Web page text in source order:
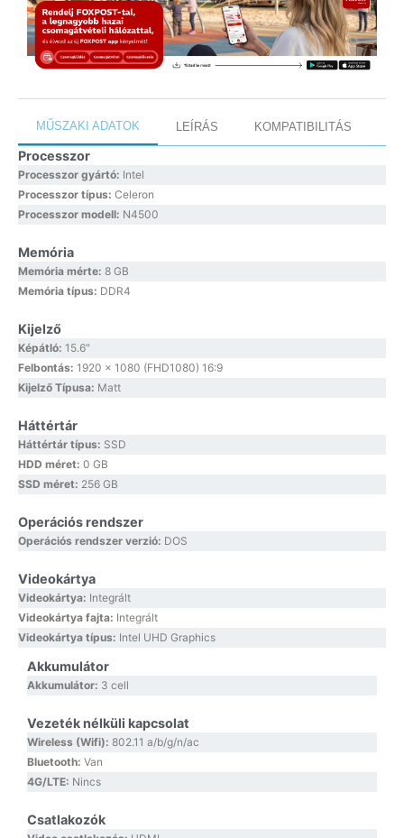
MŰSZAKI ADATOK LEÍRÁS KOMPATIBILITÁS
Processzor
Processzor gyártó: Intel
Processzor típus: Celeron
Processzor modell: N4500
Memória
Memória mérte: 8 GB
Memória típus: DDR4
Kijelző
Képátló: 15.6″
Felbontás: 1920 x 1080 (FHD1080) 16:9
Kijelző Típusa: Matt
Háttértár
Háttértár típus: SSD
HDD méret: 0 GB
SSD méret: 256 GB
Operációs rendszer
Operációs rendszer verzió: DOS
Videokártya
Videokártya: Integrált
Videokártya fajta: Integrált
Videokártya típus: Intel UHD Graphics
Akkumulátor
Akkumulátor: 3 cell
Vezeték nélküli kapcsolat
Wireless (Wifi): 802.11 a/b/g/n/ac
Bluetooth: Van
4G/LTE: Nincs
Csatlakozók